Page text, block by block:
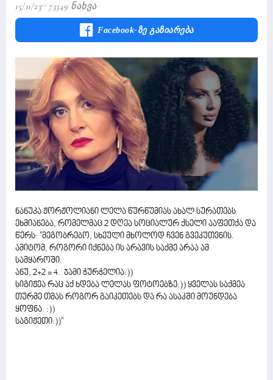
15/11/23 73349 Ნახვა
Facebook-Ზე Გაზიარება
ნანუკა ჟორჟოლიანი ლელა წურწუმიას ახალ სურათებს
ეხმიანება, რომელმაც 2 დღეა სოციალურ ქსელი ააფეთქა და
წერს: ''მეგობრებო, სხეული მხოლოდ ჩვენ გვეკუთვნის.
ამიტომ, როგორი იქნება ის არავის საქმე არაა ამ
სამყაროში.
ანუ, 2+2 = 4. ჯამი ჭურჭელია:))
სიგიჟეა რაც აქ ხდება ლელას ფოტოებზე:)) ყველას საქმეა
თურმე თმას როგორ გაიკეთებს და რა ასაკში მოუნდება
ყოფნა. :))
საგიჟეთი:))''